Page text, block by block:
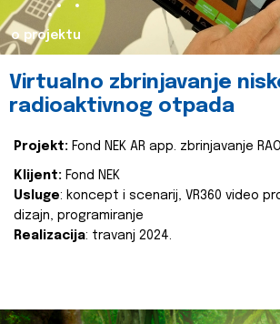
o projektu
Virtualno zbrinjavanje
radioaktivnog otpada
Projekt: Fond NEK AR app. zbrinjavanje RAO
Klijent: Fond NEK
Usluge: koncept i scenarij, VR360 video
dizajn, programiranje
Realizacija: travanj 2024.